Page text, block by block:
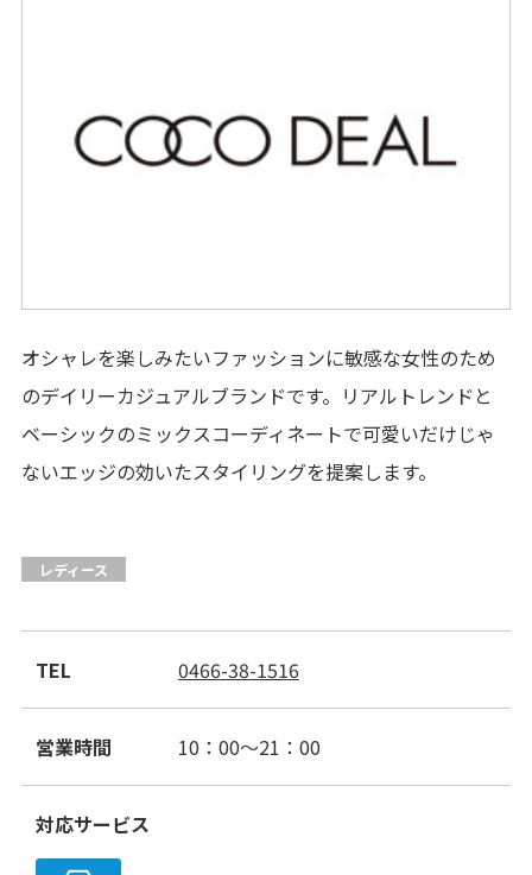
サービス
イベントスペースご利用案内
辻堂商店街からのお知らせ
ご利用規約
お問い合わせ
サイトマップ
オシャレを楽しみたいファッションに敏感な女性のため
のデイリーカジュアルブランドです。リアルトレンドと
ベーシックのミックスコーディネートで可愛いだけじゃ
ないエッジの効いたスタイリングを提案します。
レディース
TEL 0466-38-1516
営業時間 10：00～21：00
対応サービス